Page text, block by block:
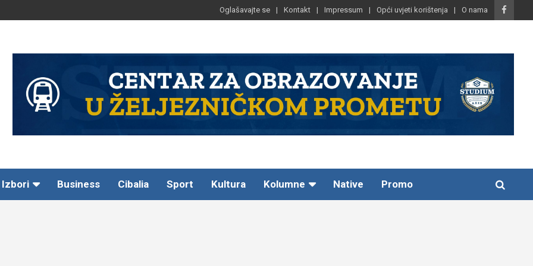
Oglašavajte se Kontakt Impressum Opći uvjeti korištenja O nama
Izbori Business Cibalia Sport Kultura Kolumne Native Promo